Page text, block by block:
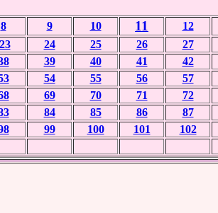
8 9 10 11 12
23 24 25 26 27
39 40 41 42
54 55 56 57
69 70 71 72
84 85 86 87
99 100 101 102